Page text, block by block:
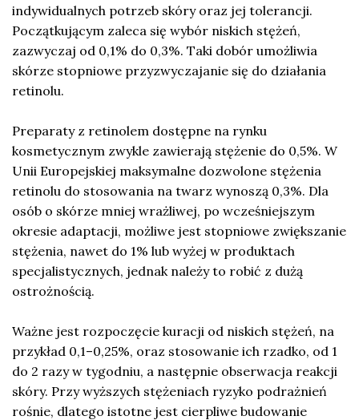
indywidualnych potrzeb skóry oraz jej tolerancji.
Początkującym zaleca się wybór niskich stężeń,
zazwyczaj od 0,1% do 0,3%. Taki dobór umożliwia
skórze stopniowe przyzwyczajanie się do działania
retinolu.
Preparaty z retinolem dostępne na rynku
kosmetycznym zwykle zawierają stężenie do 0,5%. W
Unii Europejskiej maksymalne dozwolone stężenia
retinolu do stosowania na twarz wynoszą 0,3%. Dla
osób o skórze mniej wrażliwej, po wcześniejszym
okresie adaptacji, możliwe jest stopniowe zwiększanie
stężenia, nawet do 1% lub wyżej w produktach
specjalistycznych, jednak należy to robić z dużą
ostrożnością.
Ważne jest rozpoczęcie kuracji od niskich stężeń, na
przykład 0,1–0,25%, oraz stosowanie ich rzadko, od 1
do 2 razy w tygodniu, a następnie obserwacja reakcji
skóry. Przy wyższych stężeniach ryzyko podrażnień
rośnie, dlatego istotne jest cierpliwe budowanie